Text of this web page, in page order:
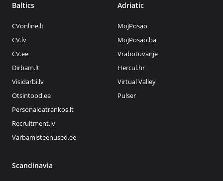
Baltics
CVonline.lt
CV.lv
CV.ee
Dirbam.lt
Visidarbi.lv
Otsintood.ee
Personaloatrankos.lt
Recruitment.lv
Varbamisteenused.ee
Adriatic
MojPosao
MojPosao.ba
Vrabotuvanje
Hercul.hr
Virtual Valley
Pulser
Scandinavia